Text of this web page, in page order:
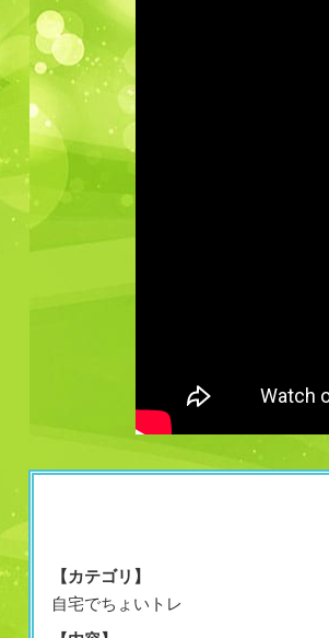
【カテゴリ】
自宅でちょいトレ